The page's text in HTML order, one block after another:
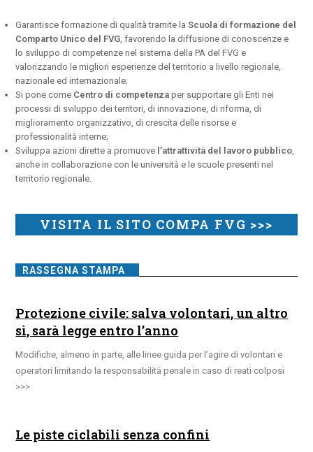
Garantisce formazione di qualità tramite laScuola di formazione del
Comparto Unico del FVG , favorendo la diffusione di conoscenze e
lo sviluppo di competenze nel sistema della PA del FVG e
valorizzando le migliori esperienze del territorio a livello regionale,
nazionale ed internazionale;
Si pone come Centro di competenza per supportare gli Enti nei
processi di sviluppo dei territori, di innovazione, di riforma, di
miglioramento organizzativo, di crescita delle risorse e
professionalità interne;
Sviluppa azioni dirette a promuove l’attrattività del lavoro pubblico
anche in collaborazione con le università e le scuole presenti nel
territorio regionale.
VISITA IL SITO COMPA FVG >>>
RASSEGNA STAMPA
Protezione civile: salva volontari, un altro
sì, sarà legge entro l’anno
Modifiche, almeno in parte, alle linee guida per l’agire di volontari e
operatori limitando la responsabilità penale in caso di reati colposi
Le piste ciclabili senza confini